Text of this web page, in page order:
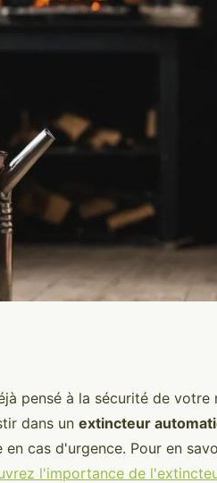
extincteur
pensé à la sécurité de
dans un extincteur
cas d'urgence. Pour en
l'importance de